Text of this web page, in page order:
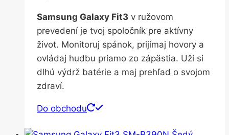
Samsung Galaxy Fit3 v ružovom
prevedení je tvoj spoločník pre aktívny
život. Monitoruj spánok, prijímaj hovory a
ovládaj hudbu priamo zo zápästia. Uži si
dlhú výdrž batérie a maj prehľad o svojom
zdraví.
Do obchodu